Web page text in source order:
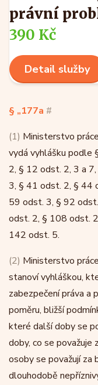
právní
390 Kč
Detail služby
§ „177a #
(1) Ministerstvo
vydá vyhlášku podle
2, § 12 odst. 2, 3 a
3, § 41 odst. 2, § 44
59 odst. 3, § 92
odst. 2, § 108 odst.
142 odst. 5.
(2) Ministerstvo
stanoví vyhláškou,
zabezpečení práva a
poměru, bližší
které další doby se
doby, co se považuje
osoby se považují za
dlouhodobě